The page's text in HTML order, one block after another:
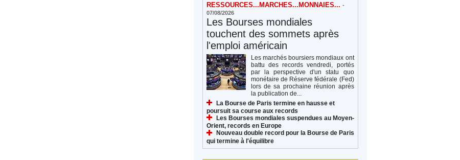
RESSOURCES...MARCHES...MONNAIES... -
07/08/2026
Les Bourses mondiales
touchent des sommets après
l'emploi américain
Les marchés boursiers mondiaux ont
battu des records vendredi, portés
par la perspective d'un statu quo
monétaire de Réserve fédérale (Fed)
lors de sa prochaine réunion après
la publication de...
La Bourse de Paris termine en hausse et
poursuit sa course aux records
Les Bourses mondiales suspendues au Moyen-
Orient, records en Europe
Nouveau double record pour la Bourse de Paris
qui termine à l'équilibre